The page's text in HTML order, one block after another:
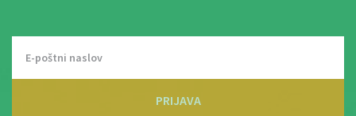
PRIJAVA